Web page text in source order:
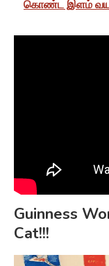
கொண்ட இளம்
Guinness
Cat!!!